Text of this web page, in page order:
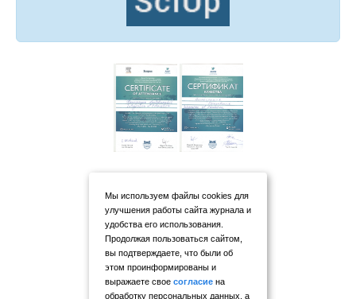
Мы используем файлы cookies для
улучшения работы сайта журнала и
удобства его использования.
Продолжая пользоваться сайтом,
вы подтверждаете, что были об
этом проинформированы и
выражаете свое согласие на
обработку персональных данных, а